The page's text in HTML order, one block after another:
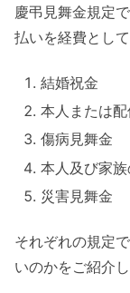
慶弔見舞金規定
払いを経費とし
結婚祝金
本人または
傷病見舞金
本人及び家
災害見舞金
それぞれの規定
いのかをご紹介し